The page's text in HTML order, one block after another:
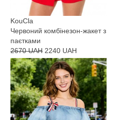
KouCla
Червоний комбінезон-жакет з
паєтками
2670 UAH 2240 UAH